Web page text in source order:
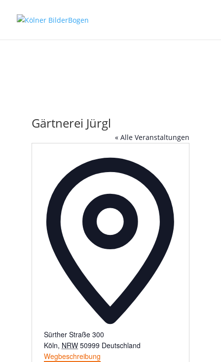
Gärtnerei Jürgl
« Alle Veranstaltungen
Sürther Straße 300
Köln, NRW 50999 Deutschland
Wegbeschreibung